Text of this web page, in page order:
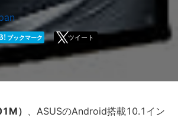
法人向け
ブックマーク
ツイート
） 、ASUSのAndroid搭載10.1イン